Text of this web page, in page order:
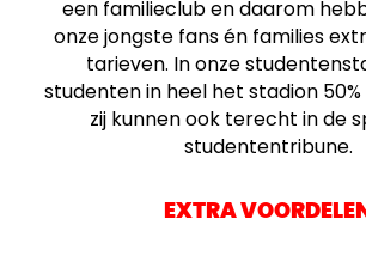
een familieclub en daarom
onze jongste fans én families
tarieven. In onze
studenten in heel het stadion
zij kunnen ook terecht in de
studententribune.
EXTRA VOORDELEN